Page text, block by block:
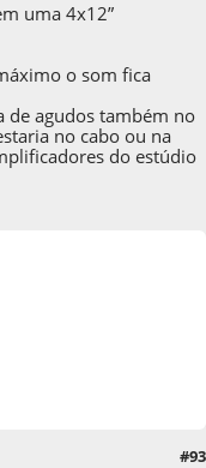
uma 4x12”
o som fica
de agudos também no
no cabo ou na
do estúdio
#93